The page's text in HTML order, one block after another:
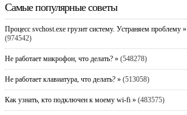
Самые популярные советы
Процесс svchost.exe грузит систему. Устраняем проблему »
(974542)
Не работает микрофон, что делать? »(548278)
Не работает клавиатура, что делать? »(513058)
Как узнать, кто подключен к моему wi-fi »(483575)